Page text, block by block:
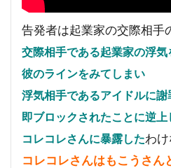
告発者は起業家の交際相手
交際相手である起業家の浮気
彼のラインをみてしまい
浮気相手であるアイドルに
即ブロックされたことに逆上
コレコレさんに暴露したわ
コレコレさんはもこうさん